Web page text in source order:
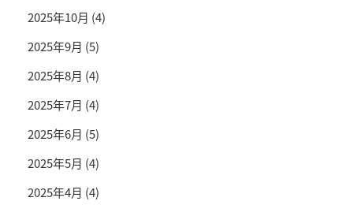
2025年10月 (4)
2025年9月 (5)
2025年8月 (4)
2025年7月 (4)
2025年6月 (5)
2025年5月 (4)
2025年4月 (4)